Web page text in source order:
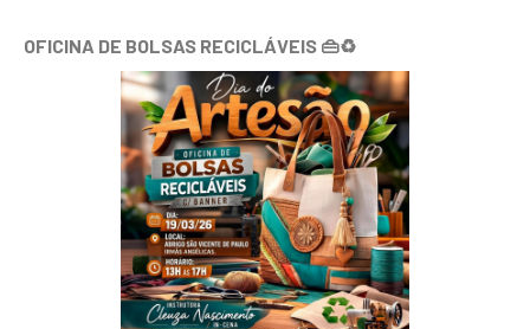
OFICINA DE BOLSAS RECICLÁVEIS 👜♻️